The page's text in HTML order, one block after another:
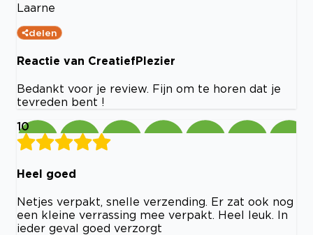
Laarne
delen
Reactie van CreatiefPlezier
Bedankt voor je review. Fijn om te horen dat je
tevreden bent !
10
Heel goed
Netjes verpakt, snelle verzending. Er zat ook nog
een kleine verrassing mee verpakt. Heel leuk. In
ieder geval goed verzorgt